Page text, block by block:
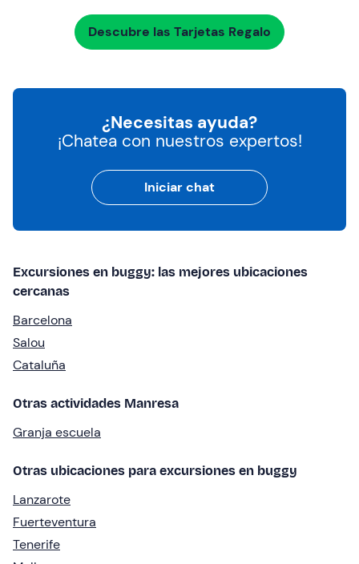
Descubre las Tarjetas Regalo
¿Necesitas ayuda?
¡Chatea con nuestros expertos!
Iniciar chat
Excursiones en buggy: las mejores ubicaciones
cercanas
Barcelona
Salou
Cataluña
Otras actividades Manresa
Granja escuela
Otras ubicaciones para excursiones en buggy
Lanzarote
Fuerteventura
Tenerife